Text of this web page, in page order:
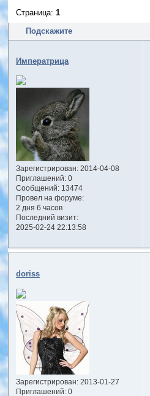
Подскажите
Страница:1
Императрица
Зарегистрирован: 2014-04-08
Приглашений:0
Сообщений:13474
Провел на форуме:
2 дня 6 часов
Последний визит:
2025-02-24 22:13:58
doriss
Зарегистрирован: 2013-01-27
Приглашений:0